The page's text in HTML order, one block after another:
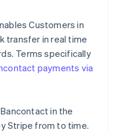
Customers in
transfer in real time
Terms specifically
payments via
in the
Stripe from to time.